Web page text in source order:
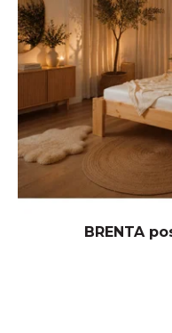
BRENTA